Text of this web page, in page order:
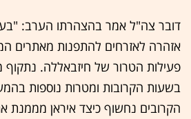
דובר צה"ל אמר בהצהרתו הערב:
אזהרה לאזרחים להתפנות מאתרים
פעילות הטרור של חיזבאללה.
בשעות הקרובות ומטרות נוספות
הקרובים נחשוף כיצד איראן מממנת